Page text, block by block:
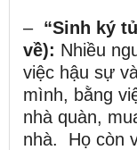
– “Sinh ký
về): Nhiều
việc hậu sự
mình, bằng
nhà quàn,
nhà. Họ còn